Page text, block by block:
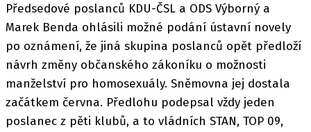
Předsedové poslanců KDU-ČSL a ODS Výborný a
Marek Benda ohlásili možné podání ústavní novely
po oznámení, že jiná skupina poslanců opět předloží
návrh změny občanského zákoníku o možnosti
manželství pro homosexuály. Sněmovna jej dostala
začátkem června. Předlohu podepsal vždy jeden
poslanec z pěti klubů, a to vládních STAN, TOP 09,